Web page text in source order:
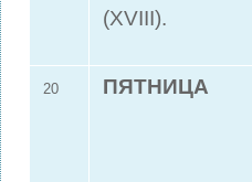
(XVIII).
20 ПЯТНИЦА